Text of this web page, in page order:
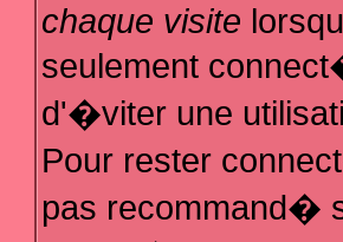
chaque visite
seulement
d'�viter une
Pour rester
pas recommand�